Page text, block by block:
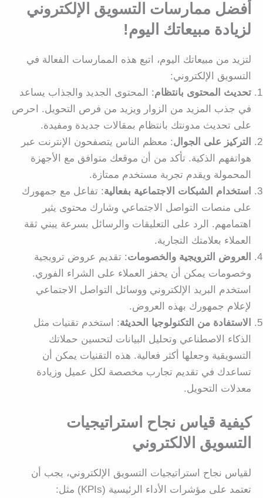
أفضل ممارسات التسويق الإلكتروني
لزيادة مبيعاتك اليوم!
لتزيد من مبيعاتك اليوم، اتبع هذه الممارسات الفعالة في
التسويق الإلكتروني:
تحديث المحتوى بانتظام: المحتوى الجديد والجذاب يساعد
في جذب المزيد من الزوار ويزيد من فرص التحويل. احرص
على تحديث مدونتك بانتظام بمقالات جديدة ومفيدة.
التركيز على الجوال: معظم الناس يتصفحون الإنترنت عبر
هواتفهم الذكية. تأكد من أن موقعك متوافق مع الأجهزة
المحمولة ويقدم تجربة مستخدم ممتازة.
استخدام الشبكات الاجتماعية بفعالية: تفاعل مع جمهورك
على منصات التواصل الاجتماعي وشارك محتوى يثير
اهتمامهم. الرد على التعليقات والرسائل بسرعة يبني ثقة
العملاء بعلامتك التجارية.
العروض الترويجية والخصومات: تقديم عروض ترويجية
وخصومات يمكن أن يحفز العملاء على الشراء الفوري.
استخدم البريد الإلكتروني ووسائل التواصل الاجتماعي
لإعلام جمهورك بهذه العروض.
الاستفادة من التكنولوجيا الحديثة: استخدم تقنيات مثل
الذكاء الاصطناعي وتحليل البيانات لتحسين حملاتك
التسويقية وجعلها أكثر فعالية. هذه التقنيات يمكن أن
تساعدك في تقديم تجارب مخصصة لكل عميل وزيادة
معدلات التحويل.
كيفية قياس نجاح استراتيجيات
التسويق الالكتروني
لقياس نجاح استراتيجيات التسويق الإلكتروني، يجب أن
تعتمد على مؤشرات الأداء الرئيسية (KPIs) مثل: